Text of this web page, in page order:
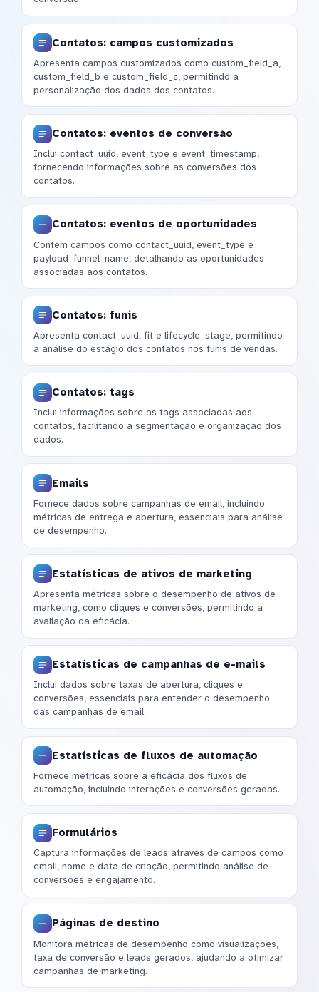
Contatos: campos customizados
Apresenta campos customizados como custom_field_a,
custom_field_b e custom_field_c, permitindo a
personalização dos dados dos contatos.
Contatos: eventos de conversão
Inclui contact_uuid, event_type e event_timestamp,
fornecendo informações sobre as conversões dos
contatos.
Contatos: eventos de oportunidades
Contém campos como contact_uuid, event_type e
payload_funnel_name, detalhando as oportunidades
associadas aos contatos.
Contatos: funis
Apresenta contact_uuid, fit e lifecycle_stage, permitindo
a análise do estágio dos contatos nos funis de vendas.
Contatos: tags
Inclui informações sobre as tags associadas aos
contatos, facilitando a segmentação e organização dos
dados.
Emails
Fornece dados sobre campanhas de email, incluindo
métricas de entrega e abertura, essenciais para análise
de desempenho.
Estatísticas de ativos de marketing
Apresenta métricas sobre o desempenho de ativos de
marketing, como cliques e conversões, permitindo a
avaliação da eficácia.
Estatísticas de campanhas de e-mails
Inclui dados sobre taxas de abertura, cliques e
conversões, essenciais para entender o desempenho
das campanhas de email.
Estatísticas de fluxos de automação
Fornece métricas sobre a eficácia dos fluxos de
automação, incluindo interações e conversões geradas.
Formulários
Captura informações de leads através de campos como
email, nome e data de criação, permitindo análise de
conversões e engajamento.
Páginas de destino
Monitora métricas de desempenho como visualizações,
taxa de conversão e leads gerados, ajudando a otimizar
campanhas de marketing.